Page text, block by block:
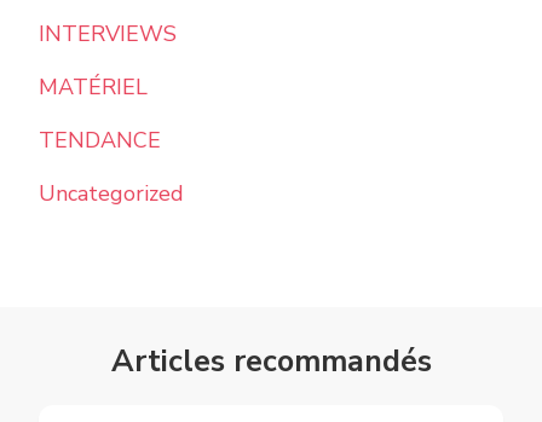
INTERVIEWS
MATÉRIEL
TENDANCE
Uncategorized
Articles recommandés